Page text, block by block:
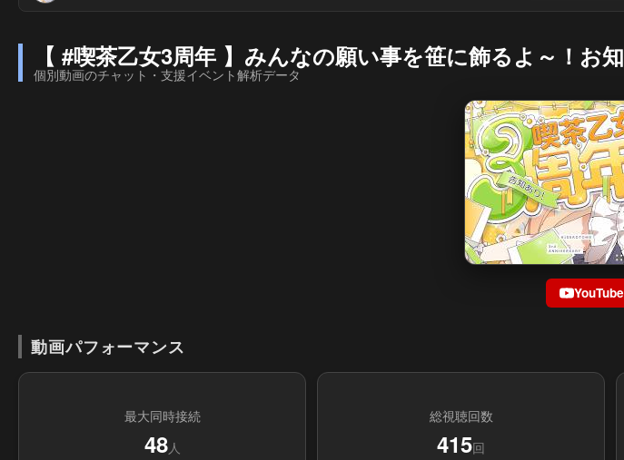
【 #喫茶乙女3周年 】みんなの願い事を笹に飾るよ～！
個別動画のチャット・支援イベント解析データ
動画パフォーマンス
最大同時接続
48人
総視聴回数
415回